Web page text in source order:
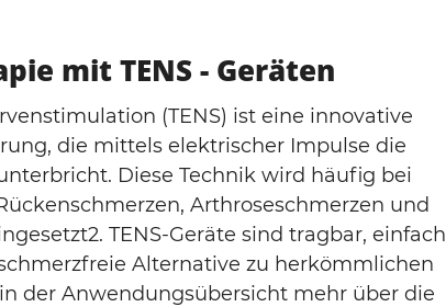
mit TENS - Geräten
(TENS) ist eine innovative
die mittels elektrischer Impulse die
Diese Technik wird häufig bei
Arthroseschmerzen und
TENS-Geräte sind tragbar, einfach
Alternative zu herkömmlichen
der Anwendungsübersicht mehr über die